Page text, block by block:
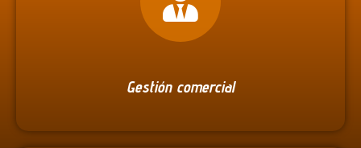
Gestión comercial